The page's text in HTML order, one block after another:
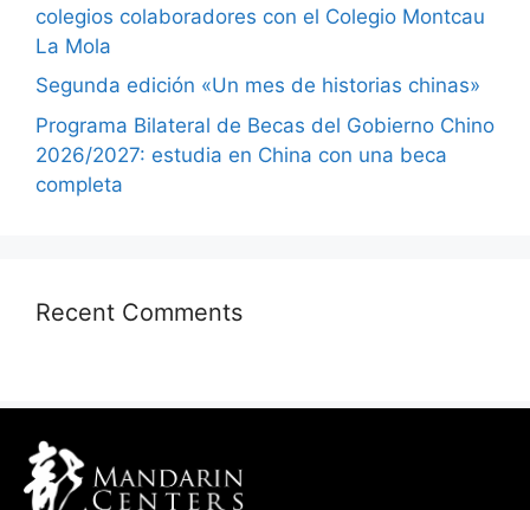
colegios colaboradores con el Colegio Montcau
La Mola
Segunda edición «Un mes de historias chinas»
Programa Bilateral de Becas del Gobierno Chino
2026/2027: estudia en China con una beca
completa
Recent Comments